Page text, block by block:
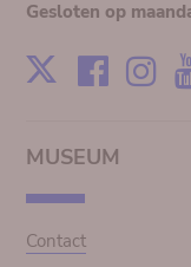
Gesloten op
X
MUSEUM
Contact